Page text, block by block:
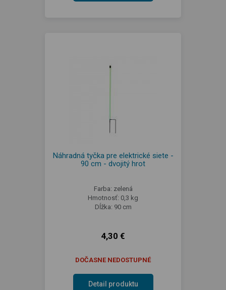
Náhradná tyčka pre elektrické siete -
90 cm - dvojitý hrot
Farba: zelená
Hmotnosť: 0,3 kg
Dĺžka: 90 cm
4,30 €
DOČASNE NEDOSTUPNÉ
Detail produktu